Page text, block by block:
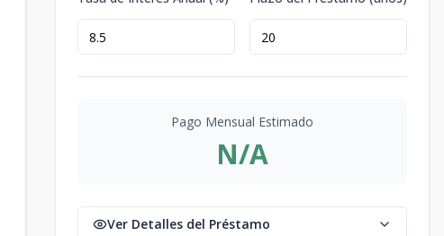
Pago Mensual Estimado
N/A
Ver Detalles del Préstamo